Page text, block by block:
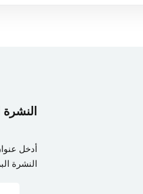
النشرة
أدخل
النشرة